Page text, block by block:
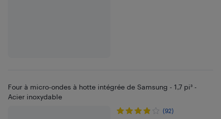
Four à micro-ondes à hotte intégrée de Samsung - 1,7 pi³ -
Acier inoxydable
(92)